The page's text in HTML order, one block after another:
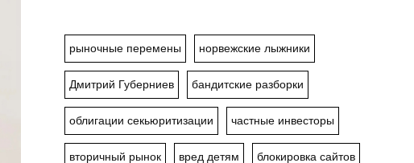
рыночные перемены норвежские лыжники
Дмитрий Губерниев бандитские разборки
облигации секьюритизации частные инвесторы
вторичный рынок вред детям блокировка сайтов